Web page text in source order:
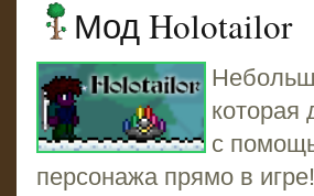
Мод Holotailor
которая
с
персонажа прямо в игре!